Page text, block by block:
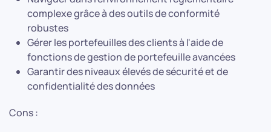
complexe grâce à des outils de conformité
robustes
Gérer les portefeuilles des clients à l'aide de
fonctions de gestion de portefeuille avancées
Garantir des niveaux élevés de sécurité et de
confidentialité des données
Cons :